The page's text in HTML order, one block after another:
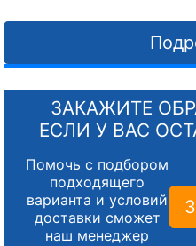
ЗАКАЖИТЕ
ЕСЛИ У ВАС
Помочь с подбором
подходящего
варианта и условий
доставки сможет
наш менеджер